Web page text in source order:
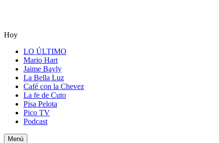
Hoy
LO ÚLTIMO
Mario Hart
Jaime Bayly
La Bella Luz
Café con la Chevez
La fe de Cuto
Pisa Pelota
Pico TV
Podcast
Menú